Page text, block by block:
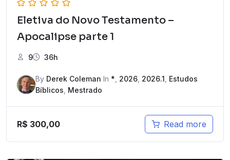
Eletiva do Novo Testamento –
Apocalipse parte 1
9 36h
By Derek Coleman In * 2026 2026.1 Estudos
Bíblicos Mestrado
R$ 300,00 Read more